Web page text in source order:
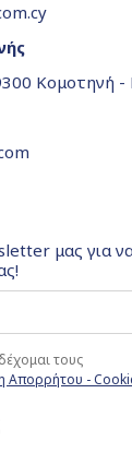
Κομοτηνή -
μας για
τους
Απορρήτου -